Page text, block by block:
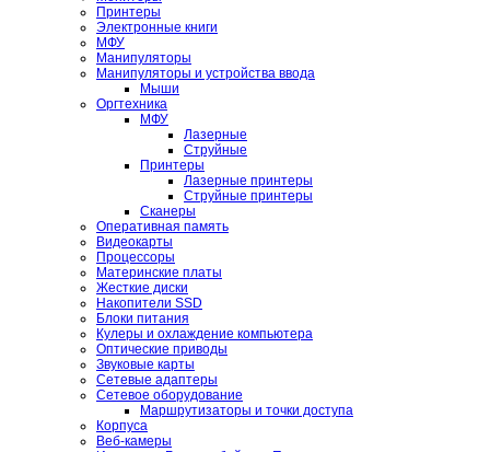
Принтеры
Электронные книги
МФУ
Манипуляторы
Манипуляторы и устройства ввода
Мыши
Оргтехника
МФУ
Лазерные
Струйные
Принтеры
Лазерные принтеры
Струйные принтеры
Сканеры
Оперативная память
Видеокарты
Процессоры
Материнские платы
Жесткие диски
Накопители SSD
Блоки питания
Кулеры и охлаждение компьютера
Оптические приводы
Звуковые карты
Сетевые адаптеры
Сетевое оборудование
Маршрутизаторы и точки доступа
Корпуса
Веб-камеры